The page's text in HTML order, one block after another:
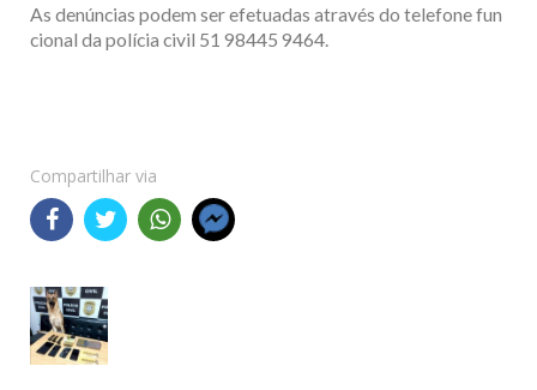
As denúncias podem ser efetuadas através do telefone fun
cional da polícia civil 51 98445 9464.
Compartilhar via